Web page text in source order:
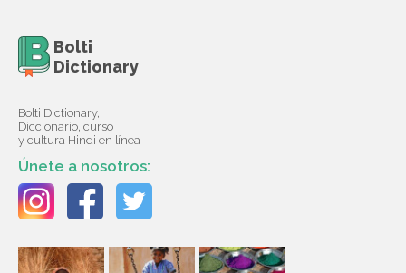
Bolti
Dictionary
Bolti Dictionary,
Diccionario, curso
y cultura Hindi en línea
Únete a nosotros: